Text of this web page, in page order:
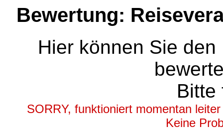
Bewertung:
Hier können Sie
Bitte
SORRY, funktioniert momentan
Keine